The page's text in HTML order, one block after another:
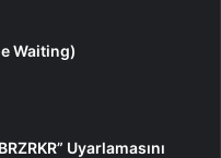
Waiting)
Uyarlamasını